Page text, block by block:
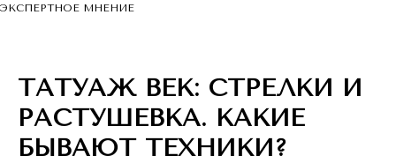
ЭКСПЕРТНОЕ МНЕНИЕ
ТАТУАЖ ВЕК: СТРЕЛКИ И
РАСТУШЕВКА. КАКИЕ
БЫВАЮТ ТЕХНИКИ?